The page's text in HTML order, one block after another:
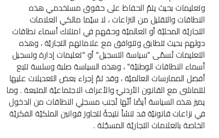
وتعليمات بحيث يتمّ الحفاظ على حقوق مستخدمي هذه
النطاقات والتقليل من النزاعات ، لا سيّما مالكي العلامات
التجاريّة المحليّة أو العالميّة وحقهم في امتلاك أسماء نطاقات
دولهم بحيث تتطابق وتتوافق مع علاماتهم التجاريّة ، وهذه
التعليمات تُسمّى "سياسة التسجيل" أو "تعليمات إدارة وتسجيل
أسماء النطاقات الوطنيّة" ، وهذه السياسة صلبة وسلسة تتبع
أفضل الممارسات العالميّة ، وقد تمّ إجراء بعض التعديلات عليها
لتتماشى مع القانون الأردنيّ والأعراف الاجتماعيّة المتبعة . وما
يميز هذه السياسة أيضًا أنّها تُجنب مسجلي النطاقات من الدخول
في نزاعات قانونيّة قد تنشأ نتيجةً لتجاوز قوانين الملكيّة الفكريّة
الخاصة بالعلامات التجاريّة المسجّلة .